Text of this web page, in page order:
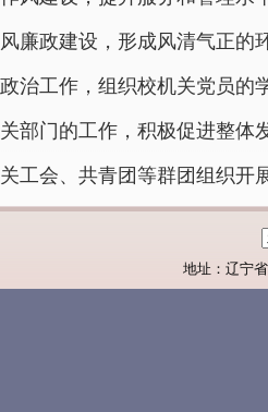
廉政建设，形成风清气正的
治工作，组织校机关党员的
部门的工作，积极促进整体
工会、共青团等群团组织开
地址：辽宁